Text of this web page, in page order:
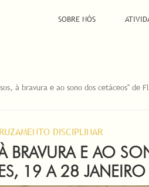
SOBRE NÓS
à bravura e ao sono dos cetáceos" de
DISCIPLINAR
E AO
19 A 28